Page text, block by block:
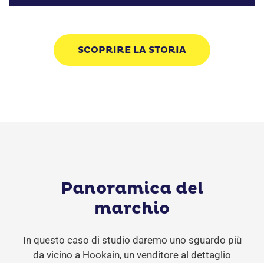
SCOPRIRE LA STORIA
Panoramica del
marchio
In questo caso di studio daremo uno sguardo più
da vicino a Hookain, un venditore al dettaglio